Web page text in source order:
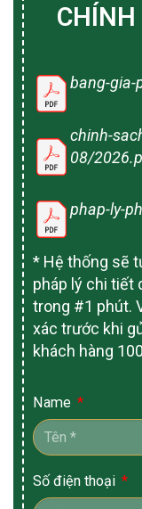
bang-gia-
chinh-
08/
phap-ly-
* Hệ thống sẽ
pháp lý chi tiết
trong #1 phút.
xác trước khi
khách hàng
Name
Số điện thoại